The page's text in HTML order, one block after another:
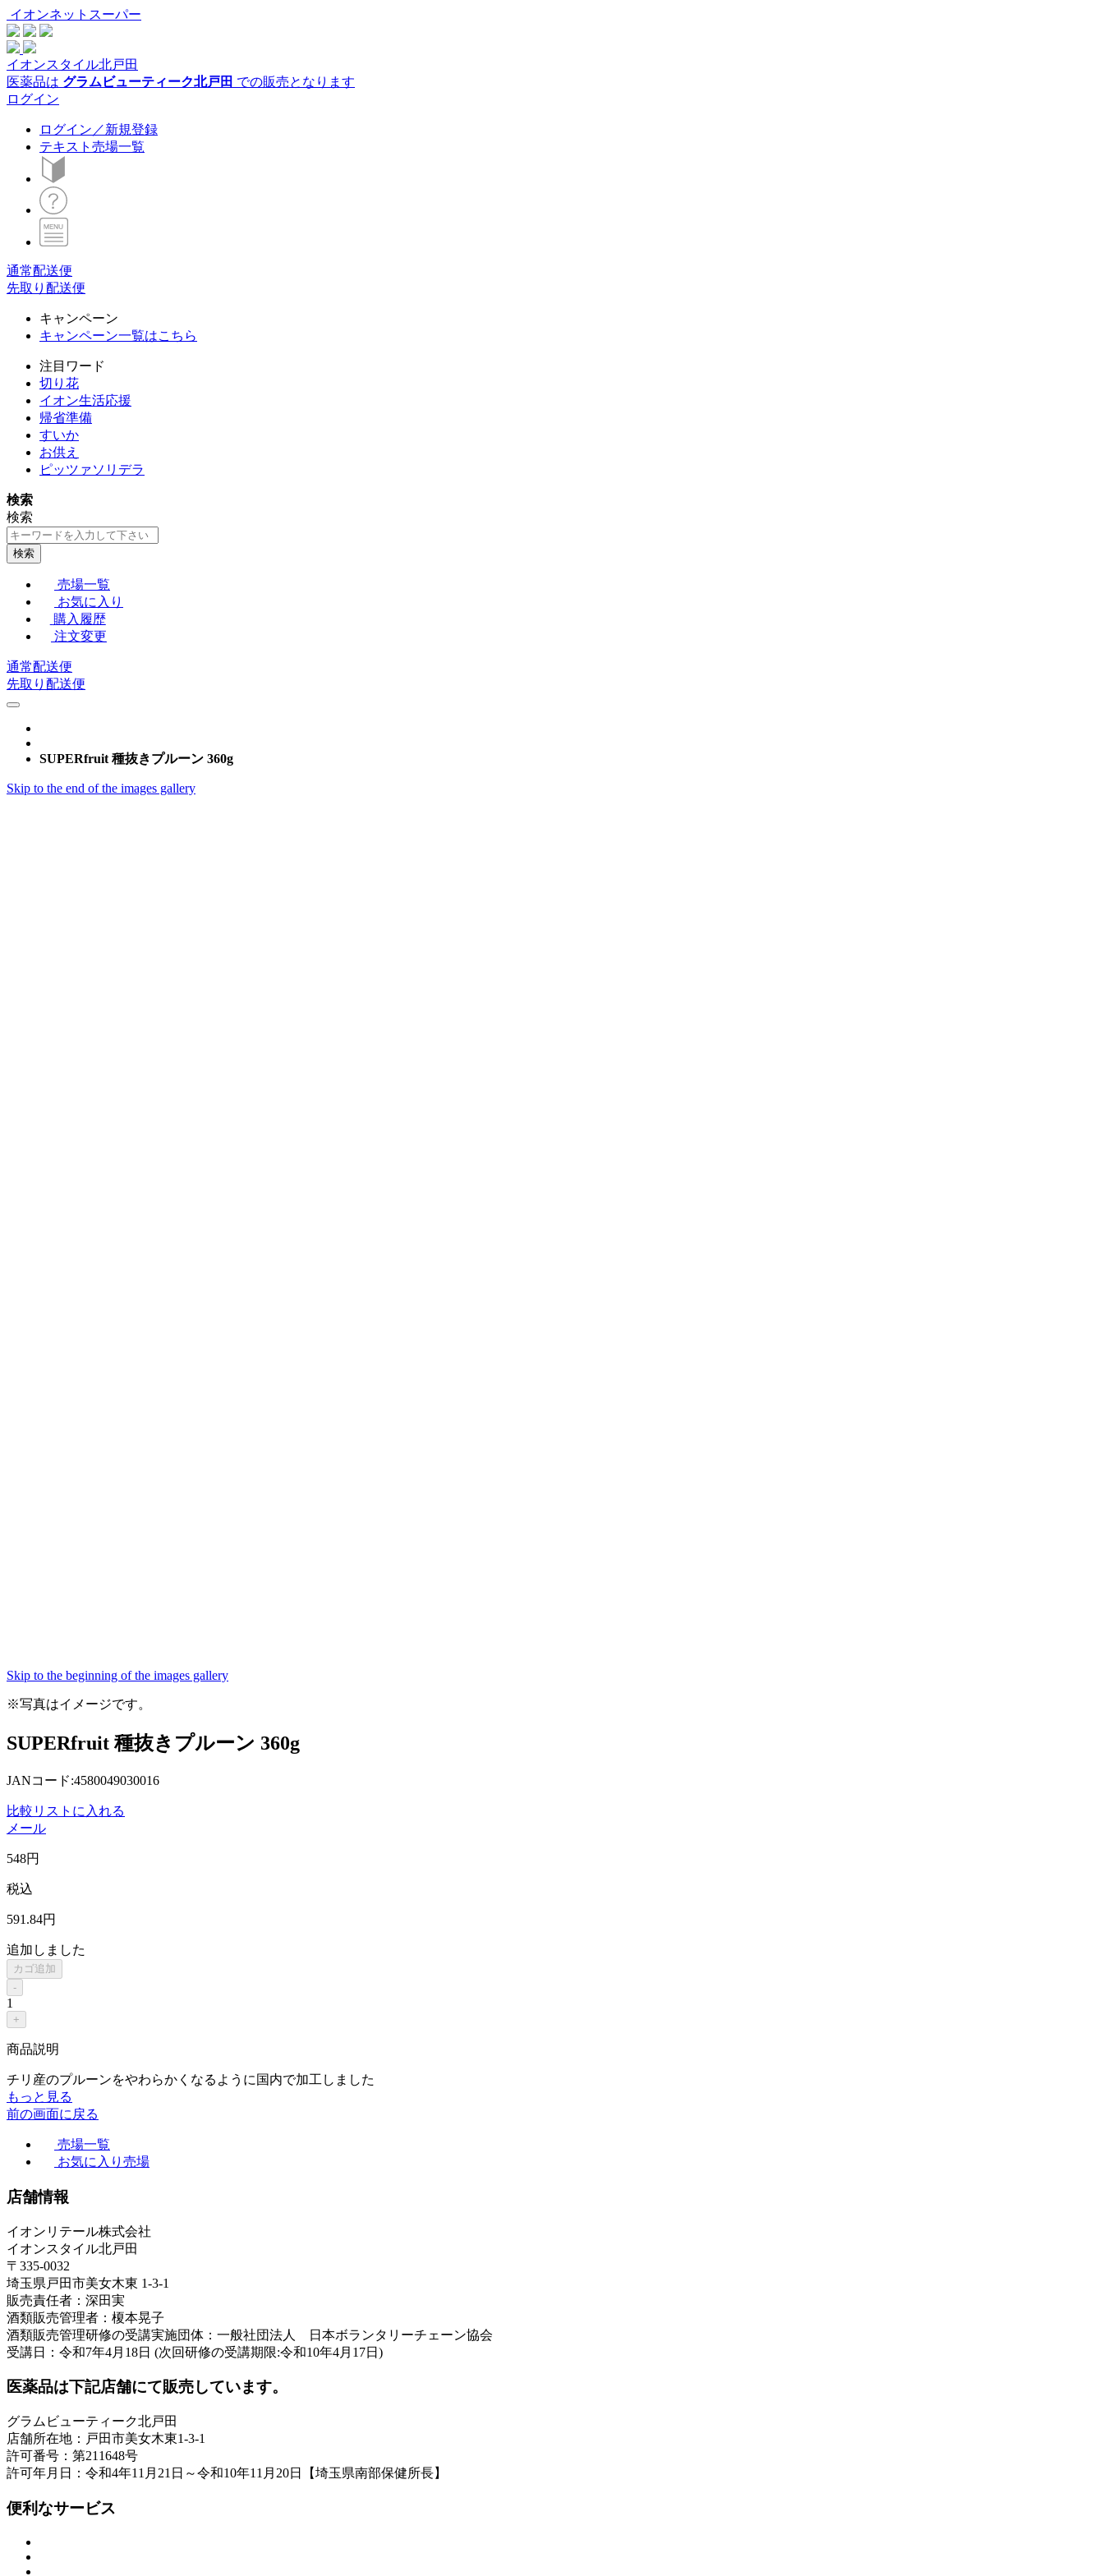
イオンネットスーパー
イオンスタイル北戸田
医薬品は グラムビューティーク北戸田 での販売となります
ログイン
ログイン／新規登録
テキスト売場一覧
通常配送便
先取り配送便
キャンペーン
キャンペーン一覧はこちら
注目ワード
切り花
イオン生活応援
帰省準備
すいか
お供え
ピッツァソリデラ
検索
検索
検索
売場一覧
お気に入り
購入履歴
注文変更
通常配送便
先取り配送便
SUPERfruit 種抜きプルーン 360g
Skip to the end of the images gallery
Skip to the beginning of the images gallery
※写真はイメージです。
SUPERfruit 種抜きプルーン 360g
JANコード:4580049030016
比較リストに入れる
メール
548円
税込
591 .84円
追加しました
カゴ追加
-
1
+
商品説明
チリ産のプルーンをやわらかくなるように国内で加工しました
もっと見る
前の画面に戻る
売場一覧
お気に入り売場
店舗情報
イオンリテール株式会社
イオンスタイル北戸田
〒335-0032
埼玉県戸田市美女木東 1-3-1
販売責任者：深田実
酒類販売管理者：榎本晃子
酒類販売管理研修の受講実施団体：一般社団法人 日本ボランタリーチェーン協会
受講日：令和7年4月18日 (次回研修の受講期限:令和10年4月17日)
医薬品は下記店舗にて販売しています。
グラムビューティーク北戸田
店舗所在地：戸田市美女木東1-3-1
許可番号：第211648号
許可年月日：令和4年11月21日～令和10年11月20日【埼玉県南部保健所長】
便利なサービス